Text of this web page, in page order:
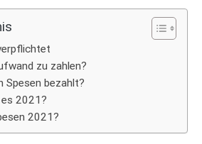
zu zahlen?
Spesen bezahlt?
es 2021?
2021?